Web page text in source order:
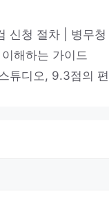
신청 절차 | 병무
해하는 가이드
튜디오, 9.3점의